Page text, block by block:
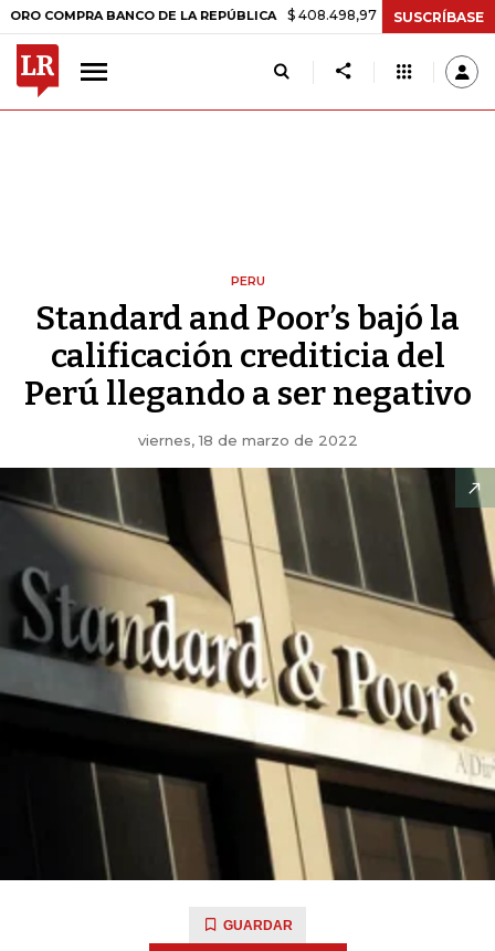
BANCO DE LA REPÚBLICA $ 408.498,97 +$ 8.753,81 +2,19%
SUSCRÍBASE
PERU
Standard and Poor’s bajó la
calificación crediticia del
Perú llegando a ser negativo
viernes, 18 de marzo de 2022
GUARDAR